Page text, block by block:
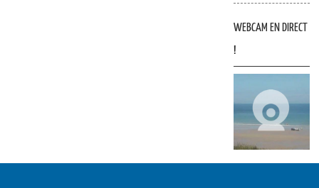
WEBCAM EN DIRECT
!